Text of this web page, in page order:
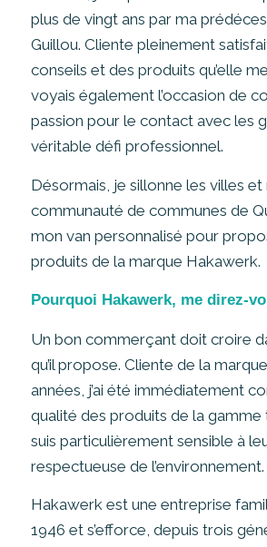
plus de vingt ans par ma
Guillou. Cliente pleinement
conseils et des produits qu’elle
voyais également l’occasion de
passion pour le contact avec les
véritable défi professionnel.
Désormais, je sillonne les villes
communauté de communes de
mon van personnalisé pour
produits de la marque Hakawerk.
Pourquoi Hakawerk, me direz-
Un bon commerçant doit croire
qu’il propose. Cliente de la
années, j’ai été immédiatement
qualité des produits de la
suis particulièrement sensible à
respectueuse de l’environnement.
Hakawerk est une entreprise
1946 et s’efforce, depuis trois